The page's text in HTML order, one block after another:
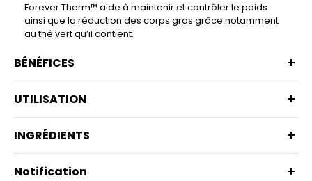
Forever Therm™ aide à maintenir et contrôler le poids
ainsi que la réduction des corps gras grâce notamment
au thé vert qu’il contient.
BÉNÉFICES
UTILISATION
INGRÉDIENTS
Notification